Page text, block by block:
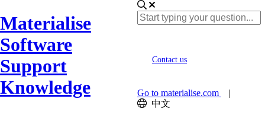
Materialise
Software
Support
Knowledge
Contact us
Go to materialise.com
|
中文